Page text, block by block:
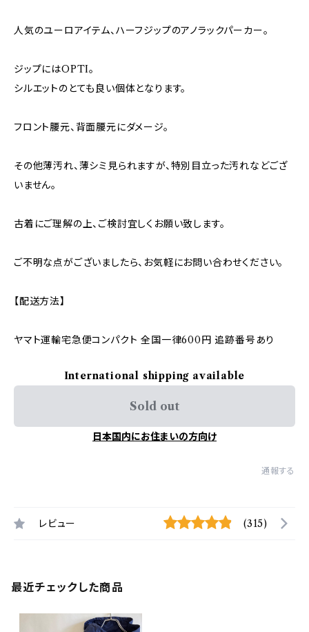
人気のユーロアイテム、ハーフジップのアノラックパーカー。
ジップにはOPTI。
シルエットのとても良い個体となります。
フロント腰元、背面腰元にダメージ。
その他薄汚れ、薄シミ見られますが、特別目立った汚れなどござ
いません。
古着にご理解の上、ご検討宜しくお願い致します。
ご不明な点がございましたら、お気軽にお問い合わせください。
【配送方法】
ヤマト運輸宅急便コンパクト 全国一律600円 追跡番号あり
International shipping available
Sold out
日本国内にお住まいの方向け
通報する
レビュー (315)
最近チェックした商品